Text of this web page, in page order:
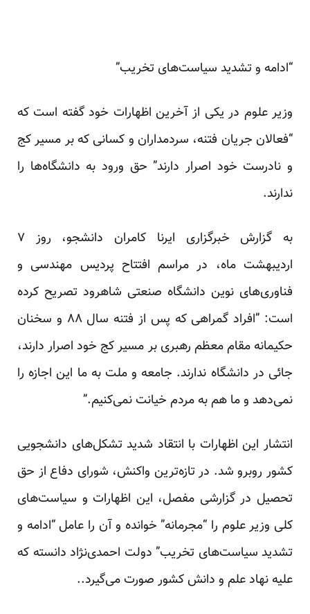
“ادامه و تشدید سیاست‌های تخریب”
وزیر علوم در یکی از آخرین اظهارات خود گفته است که
“فعالان جریان فتنه، سردمداران و کسانی که بر مسیر کج
و نادرست خود اصرار دارند” حق ورود به دانشگاه‌ها را
ندارند.
به گزارش خبرگزاری ایرنا کامران دانشجو، روز ۷
اردیبهشت ماه، در مراسم افتتاح پردیس مهندسی و
فناوری‌های نوین دانشگاه صنعتی شاهرود تصریح کرده
است: ‌”افراد گمراهی که پس از فتنه سال ۸۸ و سخنان
حکیمانه مقام معظم رهبری بر مسیر کج خود اصرار دارند،
جائی در دانشگاه ندارند. جامعه و ملت به ما این اجازه را
نمی‌دهد و ما هم به مردم خیانت نمی‌کنیم.”
انتشار این اظهارات با انتقاد شدید تشکل‌های دانشجویی
کشور روبرو شد. در تازه‌ترین واکنش، شورای دفاع از حق
تحصیل در گزارشی مفصل، این اظهارات و سیاست‌های
کلی وزیر علوم را “مجرمانه” خوانده و آن را عامل “ادامه و
تشدید سیاست‌های تخریب” دولت احمدی‌نژاد دانسته که
علیه نهاد علم و دانش کشور صورت می‌گیرد..